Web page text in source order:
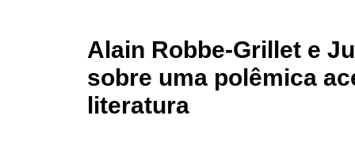
Alain Robbe-Grillet e
sobre uma polêmica
literatura